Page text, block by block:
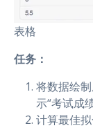
表格
任务：
将数据绘
示“考试成绩
计算最佳